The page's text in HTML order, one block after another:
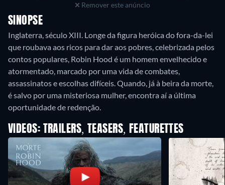
Remover este anúncio
SINOPSE
Inglaterra, século XIII. Longe da figura heróica do fora-da-lei
que roubava aos ricos para dar aos pobres, celebrizada pelos
contos populares, Robin Hood é um homem envelhecido e
atormentado, marcado por uma vida de combates,
assassinatos e escolhas difíceis. Quando, já à beira da morte,
é salvo por uma misteriosa mulher, encontra aí a última
oportunidade de redenção.
VIDEOS: TRAILERS, TEASERS, FEATURETTES